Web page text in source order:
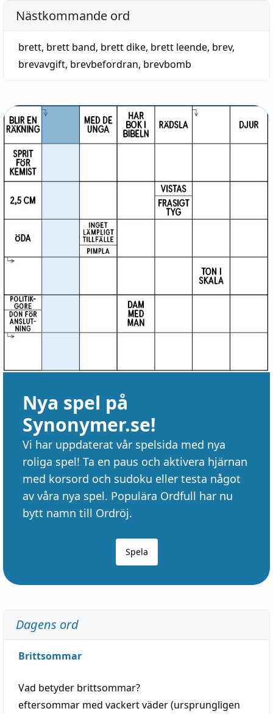
Nästkommande ord
brett, brett band, brett dike, brett leende, brev,
brevavgift, brevbefordran, brevbomb
Nya spel på
Synonymer.se!
Vi har uppdaterat vår spelsida med nya
roliga spel! Ta en paus och aktivera hjärnan
med korsord och sudoku eller testa något
av våra nya spel. Populära Ordfull har nu
bytt namn till Ordröj.
Spela
Dagens ord
Brittsommar
Vad betyder brittsommar?
eftersommar med vackertväder(ursprungligen